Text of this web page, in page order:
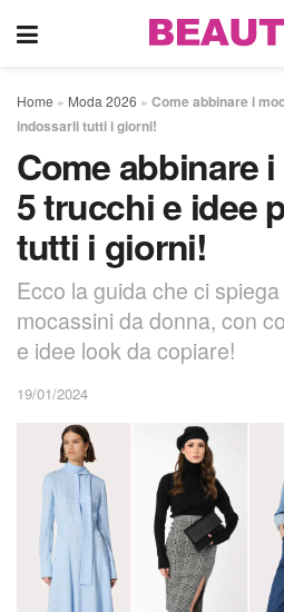
Home » Moda 2026 » Come abbinare i
indossarli tutti i giorni!
Come abbinare
5 trucchi e idee
tutti i giorni!
Ecco la guida che ci
mocassini da donna, con
e idee look da copiare!
19/01/2024